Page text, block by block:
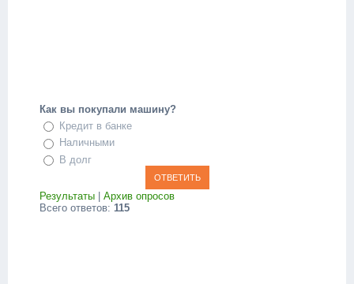
Как вы покупали машину?
Кредит в банке
Наличными
В долг
Результаты
Архив опросов
Всего ответов: 115